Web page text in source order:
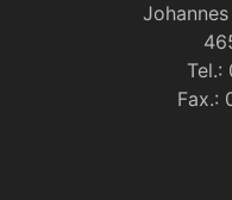
Tel.:
Fax.: